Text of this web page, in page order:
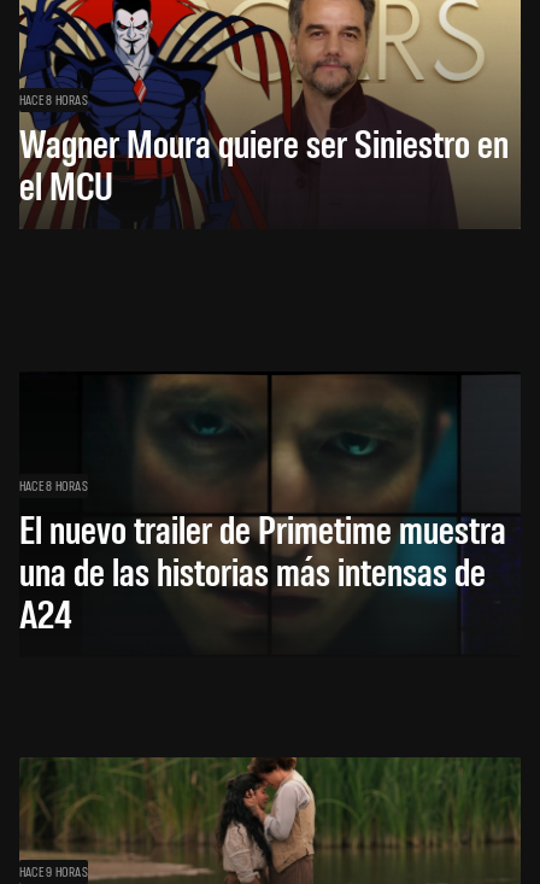
HACE 8 HORAS
Wagner Moura quiere ser Siniestro en
el MCU
HACE 8 HORAS
El nuevo trailer de Primetime muestra
una de las historias más intensas de
A24
HACE 9 HORAS